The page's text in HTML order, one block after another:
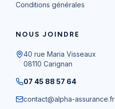
Conditions générales
NOUS JOINDRE
40 rue Maria Visseaux
08110 Carignan
07 45 88 57 64
contact@alpha-assurance.fr